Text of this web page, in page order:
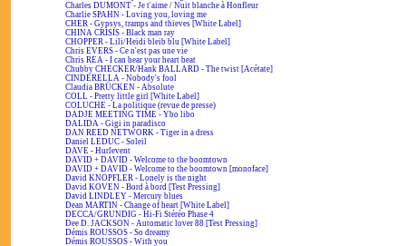
Charles DUMONT - Je t'aime / Nuit blanche à Honfleur
Charlie SPAHN - Loving you, loving me
CHER - Gypsys, tramps and thieves [White Label]
CHINA CRISIS - Black man ray
CHOPPER - Lili/Heidi bleib blu [White Label]
Chris EVERS - Ce n'est pas une vie
Chris REA - I can hear your heart beat
Chubby CHECKER/Hank BALLARD - The twist [Acétate]
CINDERELLA - Nobody's fool
Claudia BRÜCKEN - Absolute
COLL - Pretty little girl [White Label]
COLUCHE - La politique (revue de presse)
DADJE MEETING TIME - Ybo libo
DALIDA - Gigi in paradisco
DAN REED NETWORK - Tiger in a dress
Daniel LEDUC - Soleil
DAVE - Hurlevent
DAVID + DAVID - Welcome to the boomtown
DAVID + DAVID - Welcome to the boomtown [monoface]
David KNOPFLER - Lonely is the night
David KOVEN - Bord à bord [Test Pressing]
David LINDLEY - Mercury blues
Dean MARTIN - Change of heart [White Label]
DECCA/GRUNDIG - Hi-Fi Stéréo Phase 4
Dee D. JACKSON - Automatic lover 88 [Test Pressing]
Démis ROUSSOS - So dreamy
Démis ROUSSOS - With you